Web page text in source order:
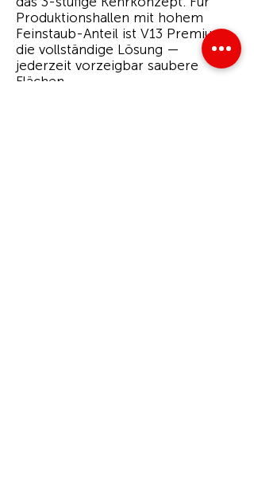
Produktionshallen mit hohem
Feinstaub-Anteil ist V13 Premium
die vollständige Lösung —
jederzeit vorzeigbar saubere
Flächen.